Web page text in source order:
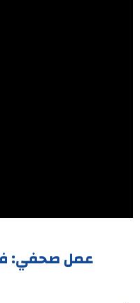
عمل صحفي: